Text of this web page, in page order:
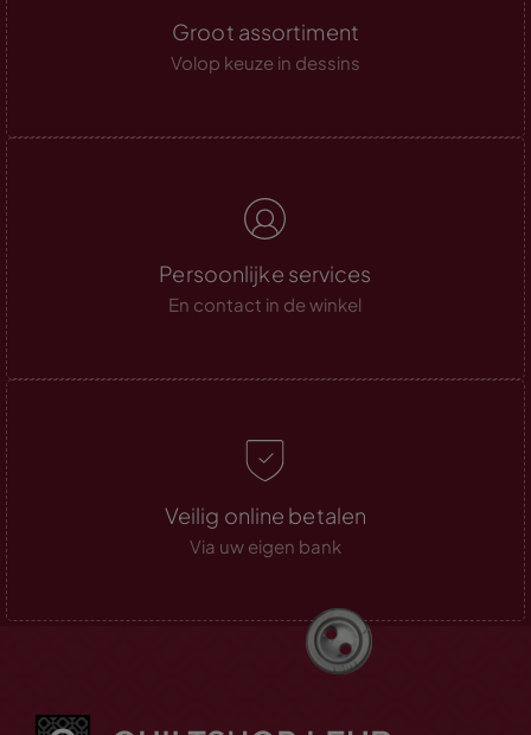
Groot assortiment
Volop keuze in dessins
Persoonlijke services
En contact in de winkel
Veilig online betalen
Via uw eigen bank